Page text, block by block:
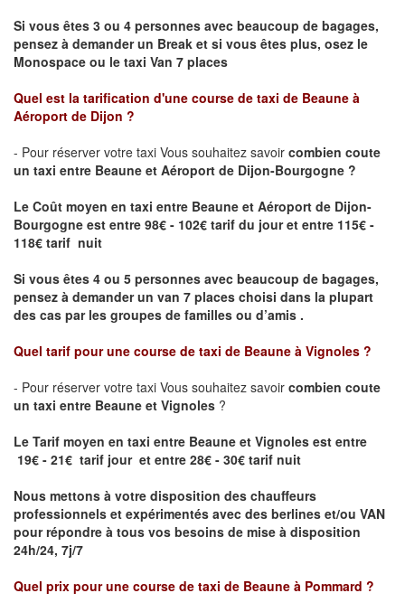
Si vous êtes 3 ou 4 personnes avec beaucoup de bagages,
pensez à demander un Break et si vous êtes plus, osez le
Monospace ou le taxi Van 7 places
Quel est la tarification d'une course de taxi de Beaune à
Aéroport de Dijon ?
- Pour réserver votre taxi Vous souhaitez savoir combien coute
un taxi entre Beaune et Aéroport de Dijon-Bourgogne ?
Le Coût moyen en taxi entre Beaune et Aéroport de Dijon-
Bourgogne est entre 98€ - 102€ tarif du jour et entre 115€ -
118€ tarif nuit
Si vous êtes 4 ou 5 personnes avec beaucoup de bagages,
pensez à demander un van 7 places choisi dans la plupart
des cas par les groupes de familles ou d’amis .
Quel tarif pour une course de taxi de Beaune à Vignoles ?
- Pour réserver votre taxi Vous souhaitez savoir combien coute
un taxi entre Beaune et Vignoles ?
Le Tarif moyen en taxi entre Beaune et Vignoles est entre
19€ - 21€ tarif jour et entre 28€ - 30€ tarif nuit
Nous mettons à votre disposition des chauffeurs
professionnels et expérimentés avec des berlines et/ou VAN
pour répondre à tous vos besoins de mise à disposition
24h/24, 7j/7
Quel prix pour une course de taxi de Beaune à Pommard ?